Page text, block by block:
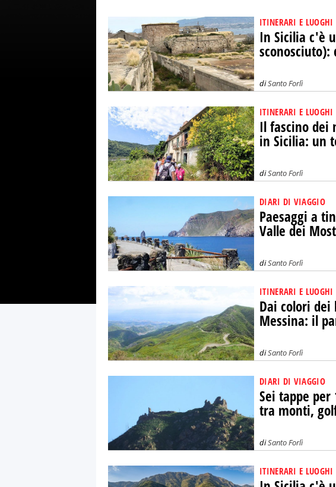
ITINERARI E LUOGHI
In Sicilia c'è
sconosciuto):
diSanto Forlì
ITINERARI E LUOGHI
Il fascino dei
in Sicilia: un
diSanto Forlì
DIARI DI VIAGGIO
Paesaggi a
Valle dei
diSanto Forlì
ITINERARI E LUOGHI
Dai colori dei
Messina: il
diSanto Forlì
DIARI DI VIAGGIO
Sei tappe
tra monti,
diSanto Forlì
ITINERARI E LUOGHI